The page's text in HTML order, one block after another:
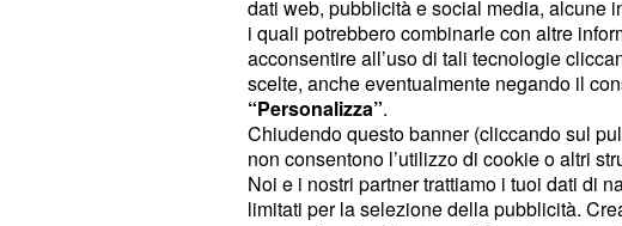
la prima meta.
L'Italia delSei Nazioni
sfidare la Francia allo Stade de France
trasmessa in chiaro daDmaxche per la
le dirette del prestigioso torneo.
dati web, pubblicità e social media, alcune
i quali potrebbero combinarle con altre
acconsentire all’uso di tali tecnologie
scelte, anche eventualmente negando il
“Personalizza”.
Chiudendo questo banner (cliccando sul
non consentono l’utilizzo di cookie o altri
Noi e i nostri partner trattiamo i tuoi dati di
limitati per la selezione della pubblicità.